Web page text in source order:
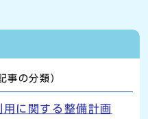
事の分類）
に関する整備計画